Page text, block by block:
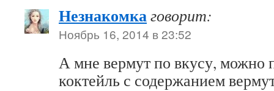
Незнакомкаговорит:
Ноябрь 16, 2014 в 23:52
А мне вермут по вкусу, можно
коктейль с содержанием